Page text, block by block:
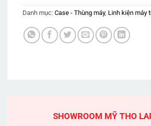
Danh mục: Case - Thùng máy, Linh kiện máy
SHOWROOM MỸ THO